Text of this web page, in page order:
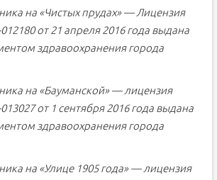
на «Чистых прудах» — Лицензия
от 21 апреля 2016 года выдана
здравоохранения города
на «Бауманской» — лицензия
от 1 сентября 2016 года выдана
здравоохранения города
на «Улице 1905 года» — лицензия